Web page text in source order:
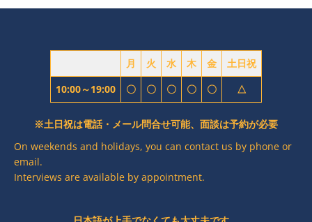
ン
月 火 水 木 金
土日祝
10:00～19:00
〇 〇 〇 〇 〇 △
※土日祝は電話・メール問合せ可能、面談は予約が必要
On weekends and holidays, you can contact us by phone or
email.
Interviews are available by appointment.